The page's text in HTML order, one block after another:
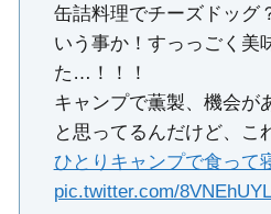
缶詰料理でチーズドッグ
いう事か！すっっごく美
た…！！！
キャンプで薫製、機会が
と思ってるんだけど、こ
ひとりキャンプで食って
pic.twitter.com/